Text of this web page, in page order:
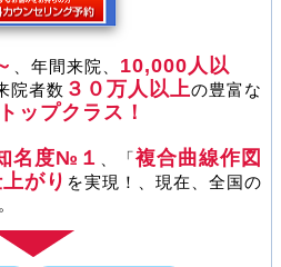
、年間来院、 10,000人以
院者数 ３０万人以上の豊富な
トップクラス！
名度№１ 、「複合曲線作図
がり を実現！、現在、全国の